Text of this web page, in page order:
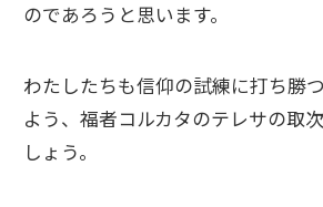
のであろうと思います。
わたしたちも信仰の試練に打ち勝
よう、福者コルカタのテレサの取
しょう。